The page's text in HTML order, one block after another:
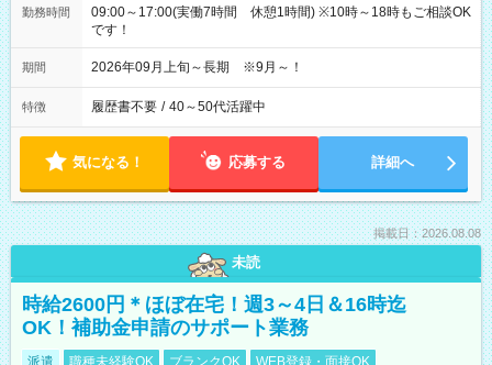
勤務時間
09:00～17:00(実働7時間 休憩1時間) ※10時～18時もご相談OK
です！
期間 2026年09月上旬～長期 ※9月～！
特徴 履歴書不要 / 40～50代活躍中
気になる！ 応募する 詳細へ
掲載日：2026.08.08
未読
時給2600円＊ほぼ在宅！週3～4日＆16時迄
OK！補助金申請のサポート業務
派遣 職種未経験OK ブランクOK WEB登録・面接OK